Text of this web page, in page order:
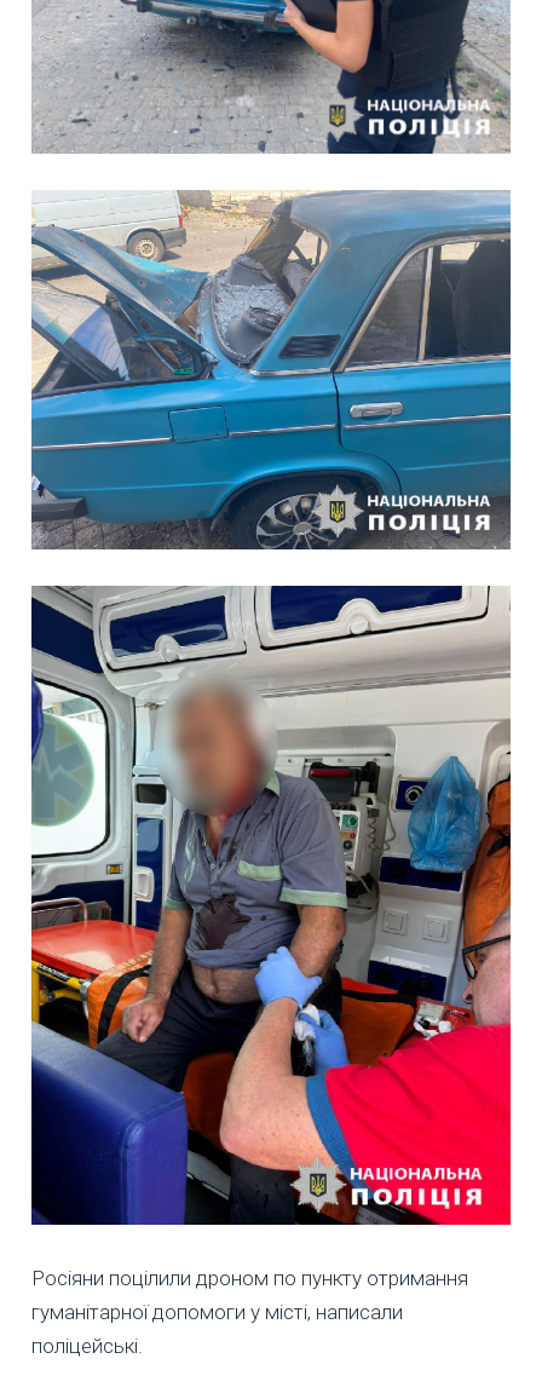
Росіяни поцілили дроном по пункту отримання
гуманітарної допомоги у місті, написали
поліцейські.